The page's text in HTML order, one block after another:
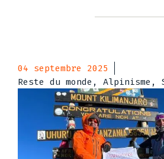
04 septembre 2025
Reste du monde, Alpinisme,